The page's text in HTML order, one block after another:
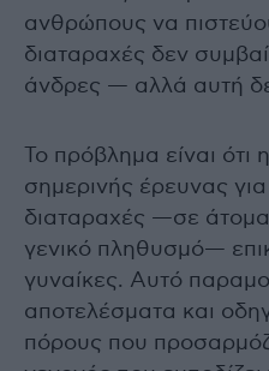
ανθρώπους να
διαταραχές δεν
άνδρες — αλλά αυτή
Το πρόβλημα είναι ότι
σημερινής έρευνας για
διαταραχές —σε
γενικό πληθυσμό—
γυναίκες. Αυτό
αποτελέσματα και
πόρους που